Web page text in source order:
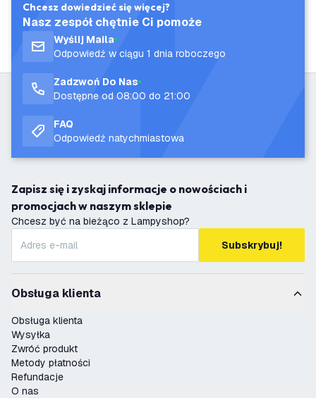
Chcesz dowiedzieć się więcej?
Nasz zespół chętnie Ci pomoże
Wyślij Maila
Odpowiedź w ciągu 1 dnia roboczego
Zadzwoń Do Nas
Dostępne od 08:00 do 21:00
FAQ
Odpowiedź natychmiastowa
Zapisz się i zyskaj informacje o nowościach i
promocjach w naszym sklepie
Chcesz być na bieżąco z Lampyshop?
Subskrybuj!
Obsługa klienta
Obsługa klienta
Wysyłka
Zwróć produkt
Metody płatności
Refundacje
O nas